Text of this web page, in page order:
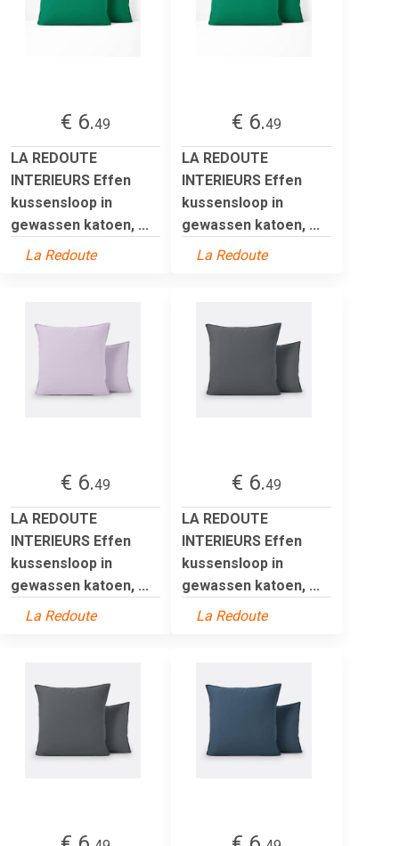
€ 6.49
LA REDOUTE
INTERIEURS Effen
kussensloop in
gewassen katoen, ...
La Redoute
€ 6.49
LA REDOUTE
INTERIEURS Effen
kussensloop in
gewassen katoen, ...
La Redoute
€ 6.49
LA REDOUTE
INTERIEURS Effen
kussensloop in
gewassen katoen, ...
La Redoute
€ 6.49
LA REDOUTE
INTERIEURS Effen
kussensloop in
gewassen katoen, ...
La Redoute